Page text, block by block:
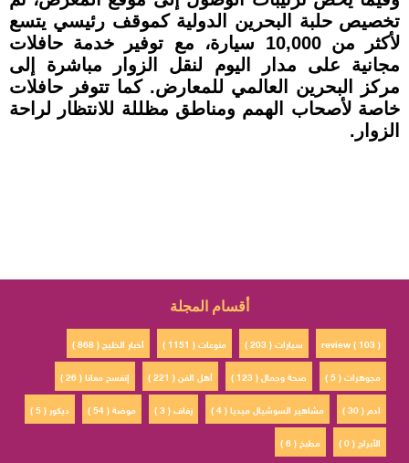
تخصيص حلبة البحرين الدولية كموقف رئيسي يتسع
لأكثر من 10,000 سيارة، مع توفير خدمة حافلات
مجانية على مدار اليوم لنقل الزوار مباشرة إلى
مركز البحرين العالمي للمعارض. كما تتوفر حافلات
خاصة لأصحاب الهمم ومناطق مظللة للانتظار لراحة
الزوار.
أقسام المجلة
أخبار الخليج ( 868 ) منوعات ( 1151 ) سيارات ( 203 )
review ( 103 )
إتفسح معانا ( 26 )
أهل الفن ( 221 ) صحة وجمال ( 123 )
مجوهرات ( 5 )
ديكور ( 5 )
موضة ( 54 ) زفاف ( 3 ) مشاهير السوشيال ميديا ( 4 )
ادم ( 30 )
مطبخ ( 6 )
الأبراج ( 0 )